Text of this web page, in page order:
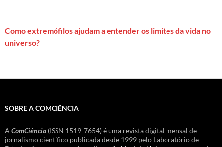
Como extremófilos ajudam a entender os limites da vida no
universo?
SOBRE A COMCIÊNCIA
A ComCiência (ISSN 1519-7654) é uma revista digital mensal de
jornalismo científico publicada desde 1999 pelo Laboratório de